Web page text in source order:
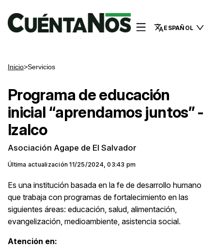
ESPAÑOL
Inicio>Servicios
Programa de educación
inicial “aprendamos juntos” -
Izalco
Asociación Agape de El Salvador
Última actualización 11/25/2024, 03:43 pm
Es una institución basada en la fe de desarrollo humano
que trabaja con programas de fortalecimiento en las
siguientes áreas: educación, salud, alimentación,
evangelización, medioambiente, asistencia social.
Atención en: